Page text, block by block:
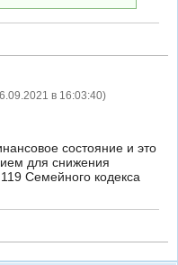
в 16:03:40)
состояние и это
для снижения
Семейного кодекса